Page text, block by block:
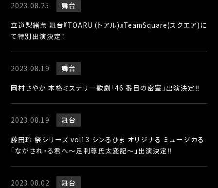
2023.08.25
舞台
立道梨緒奈 舞台『TOARU (トアル)』TeamSquare(スクエア)に
て特別出演決定！
2023.08.19
舞台
岡村さやか 本格ミステリー歌劇「46 番目の密室」出演決定‼︎
2023.08.19
舞台
藤田玲 祭シリーズ vol13 シンるひま オリジナる ミュージカる
「ながされ・る君へ～足利尊氏太変記～」出演決定‼︎
2023.08.02
舞台